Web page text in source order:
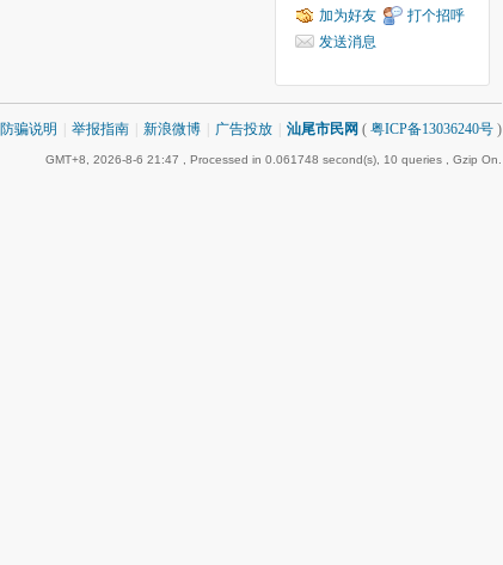
加为好友
打个招呼
发送消息
防骗说明 举报指南 新浪微博 广告投放 汕尾市民网 ( 粤ICP备13036240号 )
GMT+8, 2026-8-6 21:47 , Processed in 0.061748 second(s), 10 queries , Gzip On.